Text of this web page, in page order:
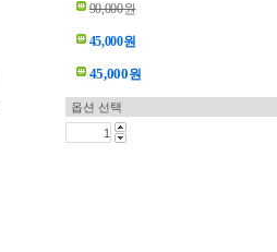
90,000원
45,000원
45,000원